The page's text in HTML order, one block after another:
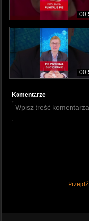
Komentarze